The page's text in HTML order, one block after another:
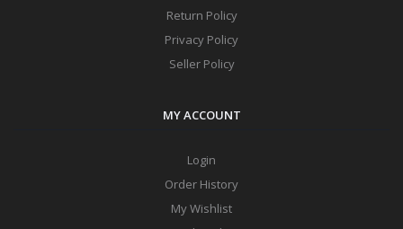
Return Policy
Privacy Policy
Seller Policy
MY ACCOUNT
Login
Order History
My Wishlist